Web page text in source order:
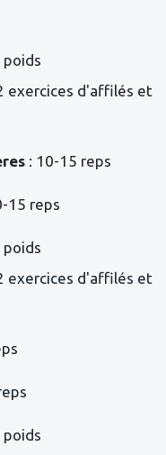
exercices d'affilés et
: 10-15 reps
15 reps
exercices d'affilés et